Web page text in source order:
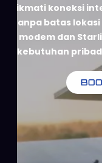
Nikmati koneksi
tanpa batas
modem dan
kebutuhan